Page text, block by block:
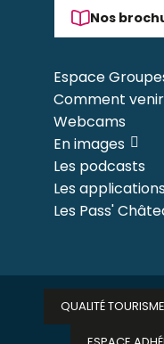
Nos
Espace
Comment
Webcams
En images
Les podcasts
Les
Les Pass'
QUALITÉ TOURISME